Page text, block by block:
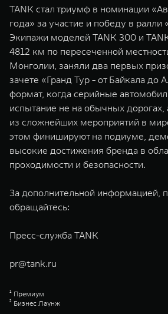
TANK стал триумф в номинации
года» за участие и победу в
Экипажи моделей TANK 300 и
4812 км по пересеченной
Монголии, заняли два первых
зачете «Гранд Тур - от Байкала до
формат, когда серийные
испытание не на обычных дорогах,
из сложнейших мероприятий в
этом финишируют на подиуме,
высокие достижения бренда в
проходимости и безопасности.
За дополнительной информацией,
обращайтесь:
Пресс-служба TANK
pr@tank.ru
¹ Премиум
² Бизнес Лаунж